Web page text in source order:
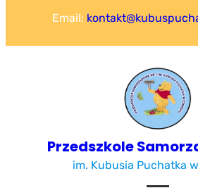
Email:
Przedszkole
im. Kubusia Puchatka